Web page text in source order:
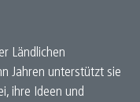
Ländlichen
Jahren unterstützt sie
ihre Ideen und